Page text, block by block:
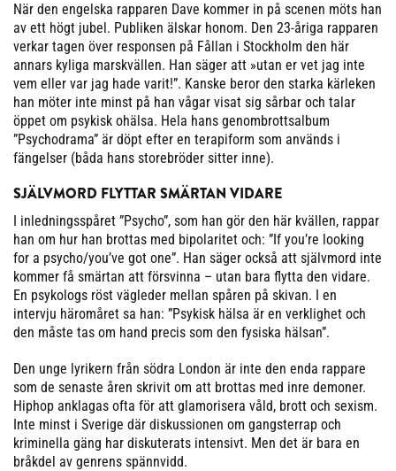
När den engelska rapparen Dave kommer in på scenen möts han
av ett högt jubel. Publiken älskar honom. Den 23-åriga rapparen
verkar tagen över responsen på Fållan i Stockholm den här
annars kyliga marskvällen. Han säger att »utan er vet jag inte
vem eller var jag hade varit!”. Kanske beror den starka kärleken
han möter inte minst på han vågar visat sig sårbar och talar
öppet om psykisk ohälsa. Hela hans genombrottsalbum
”Psychodrama” är döpt efter en terapiform som används i
fängelser (båda hans storebröder sitter inne).
SJÄLVMORD FLYTTAR SMÄRTAN VIDARE
I inledningsspåret ”Psycho”, som han gör den här kvällen, rappar
han om hur han brottas med bipolaritet och: ”If you’re looking
for a psycho/you’ve got one”. Han säger också att självmord inte
kommer få smärtan att försvinna – utan bara flytta den vidare.
En psykologs röst vägleder mellan spåren på skivan. I en
intervju häromåret sa han: ”Psykisk hälsa är en verklighet och
den måste tas om hand precis som den fysiska hälsan”.
Den unge lyrikern från södra London är inte den enda rappare
som de senaste åren skrivit om att brottas med inre demoner.
Hiphop anklagas ofta för att glamorisera våld, brott och sexism.
Inte minst i Sverige där diskussionen om gangsterrap och
kriminella gäng har diskuterats intensivt. Men det är bara en
bråkdel av genrens spännvidd.